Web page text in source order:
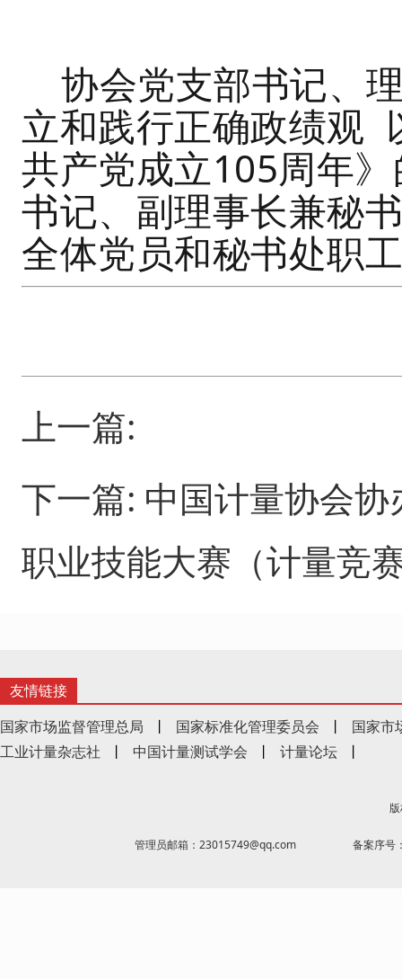
协会党支部书记、
立和践行正确政绩观
共产党成立105周年
书记、副理事长兼秘
全体党员和秘书处职
上一篇:
下一篇: 中国计量协会
职业技能大赛（计量竞
友情链接
国家市场监督管理总局
丨 国家标准化管理委员会 丨
国家市
工业计量杂志社
丨 中国计量测试学会 丨 计量论坛 丨
管理员邮箱：23015749@qq.com 备案序号